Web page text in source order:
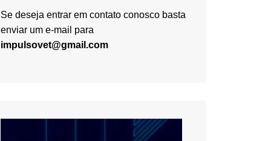
Se deseja entrar em contato conosco basta
enviar um e-mail para
impulsovet@gmail.com